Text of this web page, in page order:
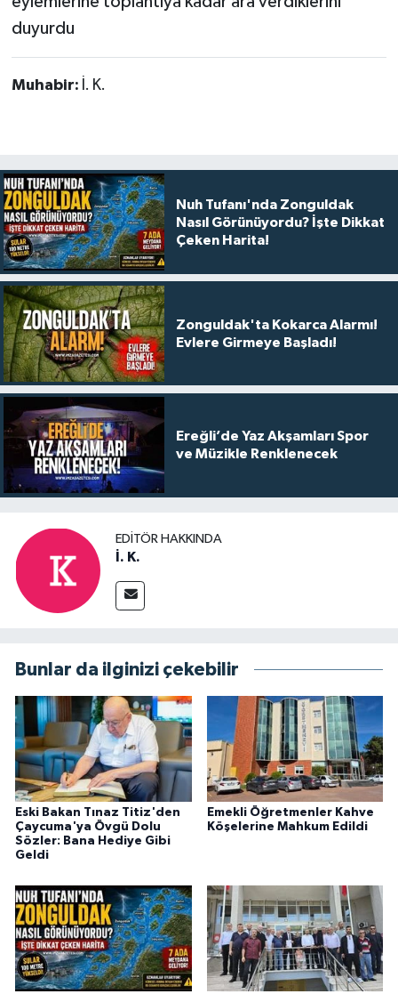
duyurdu
Muhabir: İ. K.
Nuh Tufanı'nda Zonguldak
Nasıl Görünüyordu? İşte Dikkat
Çeken Harita!
Zonguldak'ta Kokarca Alarmı!
Evlere Girmeye Başladı!
Ereğli’de Yaz Akşamları Spor
ve Müzikle Renklenecek
EDITÖR HAKKINDA
İ. K.
Bunlar da ilginizi çekebilir
Eski Bakan Tınaz Titiz'den
Çaycuma'ya Övgü Dolu
Sözler: Bana Hediye Gibi
Geldi
Emekli Öğretmenler Kahve
Köşelerine Mahkum Edildi